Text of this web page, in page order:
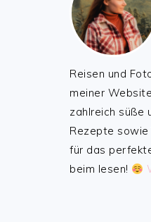
Reisen und
meiner
zahlreich süße
Rezepte sowie
für das
beim lesen!